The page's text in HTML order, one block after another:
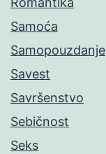
Samoća
Samopouzdanje
Savest
Savršenstvo
Sebičnost
Seks